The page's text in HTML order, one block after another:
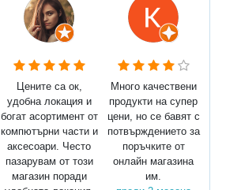
Цените са ок,
удобна локация и
богат асортимент от
компютърни части и
аксесоари. Често
пазарувам от този
магазин поради
Много качествени
продукти на супер
цени, но се бавят с
потвърждението за
поръчките от
онлайн магазина
им.